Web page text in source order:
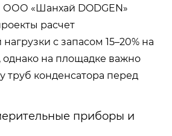
ООО «Шанхай DODGEN»
расчет
с запасом 15–20% на
на площадке важно
труб конденсатора перед
приборы и